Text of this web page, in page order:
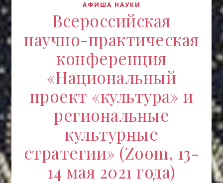
АФИША НАУКИ
Всероссийская
научно-практическая
конференция
«Национальный
проект «культура» и
региональные
культурные
стратегии» (Zoom, 13-
14 мая 2021 года)